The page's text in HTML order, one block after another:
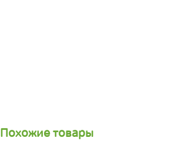
Похожие товары